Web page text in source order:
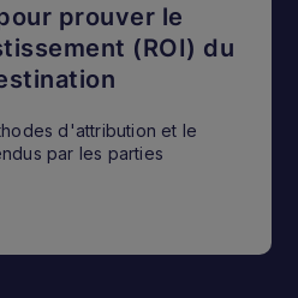
prouver le
(ROI) du
d'attribution et le
par les parties